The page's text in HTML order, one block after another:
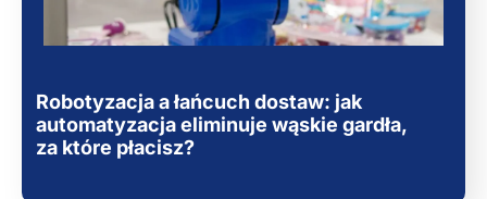
Robotyzacja a łańcuch dostaw: jak
automatyzacja eliminuje wąskie gardła,
za które płacisz?